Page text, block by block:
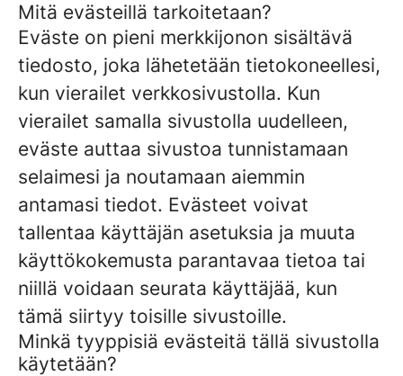
Mitä evästeillä tarkoitetaan?
Eväste on pieni merkkijonon sisältävä
tiedosto, joka lähetetään tietokoneellesi,
kun vierailet verkkosivustolla. Kun
vierailet samalla sivustolla uudelleen,
eväste auttaa sivustoa tunnistamaan
selaimesi ja noutamaan aiemmin
antamasi tiedot. Evästeet voivat
tallentaa käyttäjän asetuksia ja muuta
käyttökokemusta parantavaa tietoa tai
niillä voidaan seurata käyttäjää, kun
tämä siirtyy toisille sivustoille.
Minkä tyyppisiä evästeitä tällä sivustolla
käytetään?